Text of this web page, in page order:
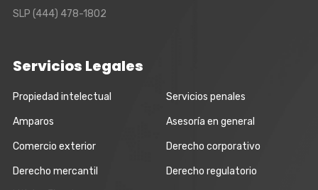
SLP (444) 478-1802
Servicios Legales
Propiedad intelectual Servicios penales
Amparos Asesoría en general
Comercio exterior Derecho corporativo
Derecho mercantil
Derecho regulatorio